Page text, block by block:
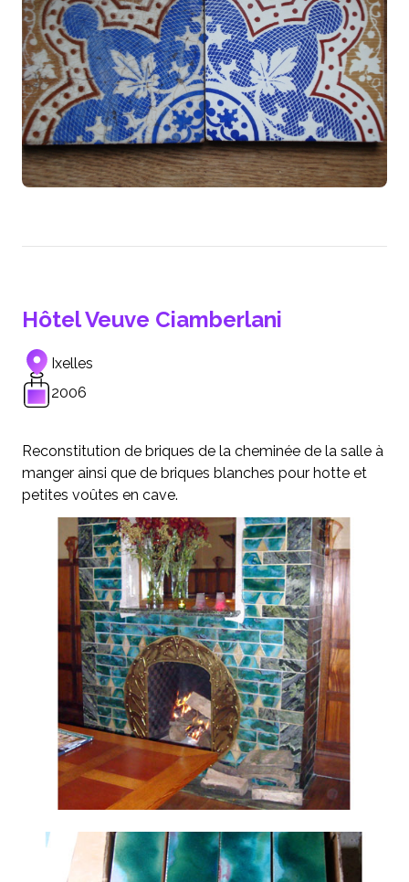
Hôtel Veuve Ciamberlani
Ixelles
2006
Reconstitution de briques de la cheminée de la salle à
manger ainsi que de briques blanches pour hotte et
petites voûtes en cave.